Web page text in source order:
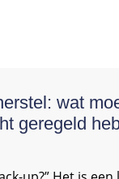
wat
geregeld